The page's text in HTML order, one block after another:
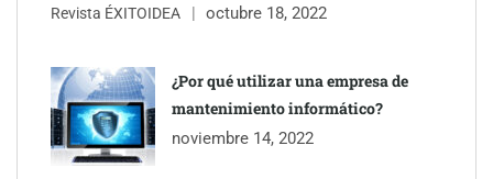
Revista ÉXITOIDEA octubre 18, 2022
¿Por qué utilizar una empresa de
mantenimiento informático?
noviembre 14, 2022